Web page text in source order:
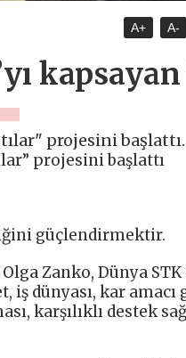
A+ A-
projesini başlattı.
projesini başlattı
güçlendirmektir.
Zanko, Dünya
iş dünyası, kar
karşılıklı destek